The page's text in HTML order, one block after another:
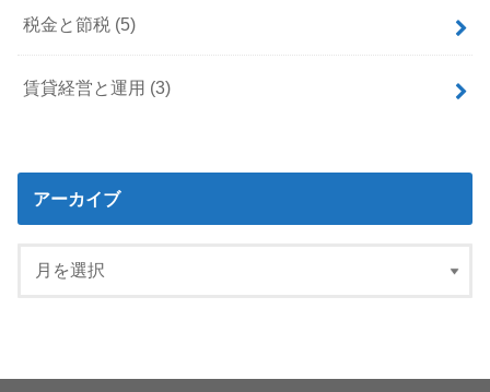
税金と節税 (5)
賃貸経営と運用 (3)
アーカイブ